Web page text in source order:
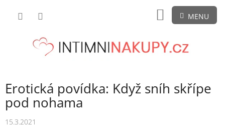
NÁKUPNÍ
KOŠÍK
Erotická povídka: Když sníh skřípe
pod nohama
15.3.2021